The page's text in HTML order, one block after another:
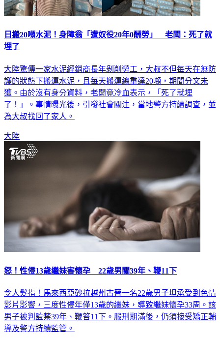
日搬20噸水泥！身障翁「遭奴役20年0酬勞」 老闆：死了就
埋了
大陸驚傳一家水泥經銷商長年剝削勞工，大叔不但每天在無防
護的狀態下搬運水泥，且每天搬運總重達20噸，期間分文未
獲。由於沒有身分資料，老闆竟冷血表示，「死了就埋
了！」。事情曝光後，引發社會關注，當地警方持續調查，並
為大叔找回了家人。
大陸
怒！性侵13歲繼妹害懷孕 22歲男關39年、鞭11下
令人髮指！馬來西亞砂拉越州古晉一名22歲男子坦承受到色情
影片影響，三度性侵年僅13歲的繼妹，導致繼妹懷孕33周。該
男子被判監禁39年、鞭笞11下。服刑期滿後，仍須接受矯正輔
導及警方持續監管。